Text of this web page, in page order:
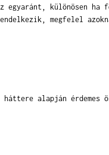
egyaránt, különösen ha
megfelel
alapján érdemes